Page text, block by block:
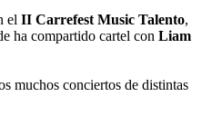
el II Carrefest Music Talento,
ha compartido cartel con Liam
muchos conciertos de distintas